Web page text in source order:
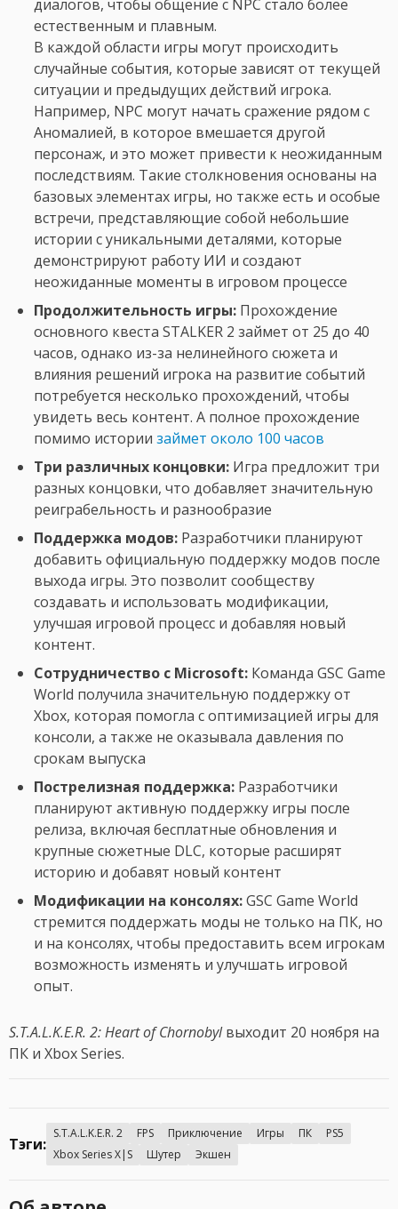
диалогов, чтобы общение с NPC стало более
естественным и плавным.
В каждой области игры могут происходить
случайные события, которые зависят от текущей
ситуации и предыдущих действий игрока.
Например, NPC могут начать сражение рядом с
Аномалией, в которое вмешается другой
персонаж, и это может привести к неожиданным
последствиям. Такие столкновения основаны на
базовых элементах игры, но также есть и особые
встречи, представляющие собой небольшие
истории с уникальными деталями, которые
демонстрируют работу ИИ и создают
неожиданные моменты в игровом процессе
Продолжительность игры: Прохождение
основного квеста STALKER 2 займет от 25 до 40
часов, однако из-за нелинейного сюжета и
влияния решений игрока на развитие событий
потребуется несколько прохождений, чтобы
увидеть весь контент. А полное прохождение
помимо истории займет около 100 часов
Три различных концовки: Игра предложит три
разных концовки, что добавляет значительную
реиграбельность и разнообразие
Поддержка модов: Разработчики планируют
добавить официальную поддержку модов после
выхода игры. Это позволит сообществу
создавать и использовать модификации,
улучшая игровой процесс и добавляя новый
контент.
Сотрудничество с Microsoft: Команда GSC Game
World получила значительную поддержку от
Xbox, которая помогла с оптимизацией игры для
консоли, а также не оказывала давления по
срокам выпуска
Пострелизная поддержка: Разработчики
планируют активную поддержку игры после
релиза, включая бесплатные обновления и
крупные сюжетные DLC, которые расширят
историю и добавят новый контент
Модификации на консолях:GSC Game World
стремится поддержать моды не только на ПК, но
и на консолях, чтобы предоставить всем игрокам
возможность изменять и улучшать игровой
опыт.
S.T.A.L.K.E.R. 2: Heart of Chornobylвыходит 20 ноября на
ПК и Xbox Series.
Тэги:
S.T.A.L.K.E.R. 2 FPS Приключение Игры ПК
PS5
Xbox Series X|S
Шутер Экшен